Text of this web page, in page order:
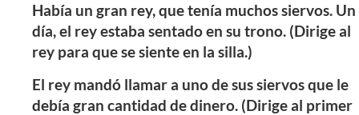
Había un gran rey, que tenía muchos siervos. Un
día, el rey estaba sentado en su trono. (Dirige al
rey para que se siente en la silla.)
El rey mandó llamar a uno de sus siervos que le
debía gran cantidad de dinero. (Dirige al primer